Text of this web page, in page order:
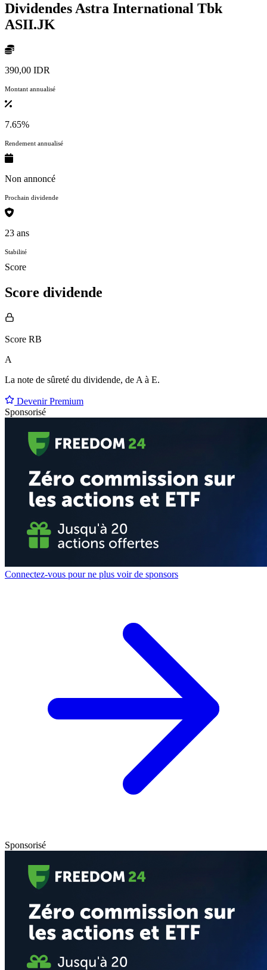
Dividendes Astra International Tbk
ASII.JK
390,00 IDR
Montant annualisé
7.65%
Rendement annualisé
Non annoncé
Prochain dividende
23 ans
Stabilité
Score
Score dividende
Score RB
A
La note de sûreté du dividende, de A à E.
Devenir Premium
Sponsorisé
Connectez-vous pour ne plus voir de sponsors
Sponsorisé